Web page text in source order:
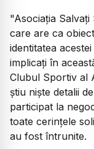
"Asociația
care are ca
identitatea
implicați în
Clubul Sportiv al
știu niște detalii
participat la
toate cerințele
au fost întrunite.